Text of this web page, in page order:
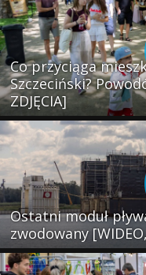
Co przyciąga
Szczeciński?
ZDJĘCIA]
Ostatni moduł
zwodowany